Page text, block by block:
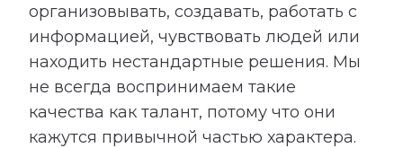
организовывать, создавать, работать с
информацией, чувствовать людей или
находить нестандартные решения. Мы
не всегда воспринимаем такие
качества как талант, потому что они
кажутся привычной частью характера.